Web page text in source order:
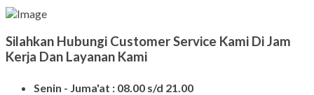
Silahkan Hubungi Customer Service Kami Di Jam
Kerja Dan Layanan Kami
Senin - Juma'at : 08.00 s/d 21.00